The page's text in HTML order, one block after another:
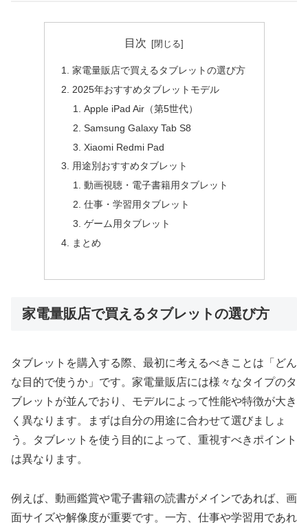
目次
家電量販店で買えるタブレットの選び方
2025年おすすめタブレットモデル
Apple iPad Air（第5世代）
Samsung Galaxy Tab S8
Xiaomi Redmi Pad
用途別おすすめタブレット
動画視聴・電子書籍用タブレット
仕事・学習用タブレット
ゲーム用タブレット
まとめ
家電量販店で買えるタブレットの選び方
タブレットを購入する際、最初に考えるべきことは「どん
な目的で使うか」です。家電量販店には様々なタイプのタ
ブレットが並んでおり、モデルによって性能や特徴が大き
く異なります。まずは自分の用途に合わせて選びましょ
う。タブレットを使う目的によって、重視すべきポイント
は異なります。
例えば、動画鑑賞や電子書籍の読書がメインであれば、画
面サイズや解像度が重要です。一方、仕事や学習用であれ